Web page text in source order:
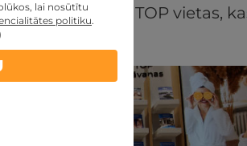
apskatīt Valgā - TOP vietas,
jāapmeklē
lai nosūtītu
politiku.